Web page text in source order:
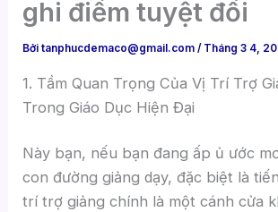
ghi điểm tuyệt đối
Bởitanphucdemaco@gmail.com/ Tháng 3 4,
1. Tầm Quan Trọng Của Vị Trí Trợ
Trong Giáo Dục Hiện Đại
Này bạn, nếu bạn đang ấp ủ ước
con đường giảng dạy, đặc biệt là
trí trợ giảng chính là một cánh cửa